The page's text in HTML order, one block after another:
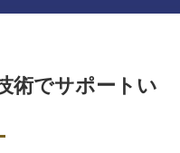
術でサポートい